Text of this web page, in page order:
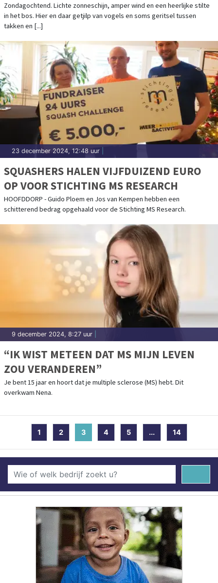
Zondagochtend. Lichte zonneschijn, amper wind en een heerlijke stilte
in het bos. Hier en daar getjilp van vogels en soms geritsel tussen
takken en [...]
23 december 2024, 12:48 uur
SQUASHERS HALEN VIJFDUIZEND EURO
OP VOOR STICHTING MS RESEARCH
HOOFDDORP - Guido Ploem en Jos van Kempen hebben een
schitterend bedrag opgehaald voor de Stichting MS Research.
9 december 2024, 8:27 uur
“IK WIST METEEN DAT MS MIJN LEVEN
ZOU VERANDEREN”
Je bent 15 jaar en hoort dat je multiple sclerose (MS) hebt. Dit
overkwam Nena.
1 2 3(current)
4 5 ... 14